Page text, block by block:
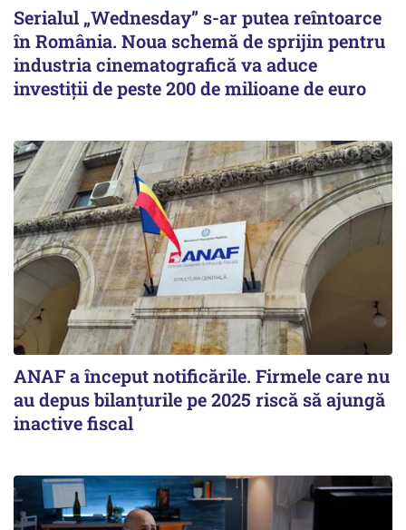
Serialul „Wednesday” s-ar putea reîntoarce
în România. Noua schemă de sprijin pentru
industria cinematografică va aduce
investiții de peste 200 de milioane de euro
ANAF a început notificările. Firmele care nu
au depus bilanțurile pe 2025 riscă să ajungă
inactive fiscal